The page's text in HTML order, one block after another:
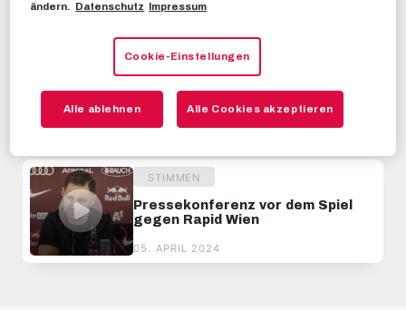
STIMMEN
Pressekonferenz vor dem Spiel
gegen Rapid Wien
STIMMEN
Pressekonferenz vor dem Spiel
gegen Rapid Wien
05. APRIL 2024
ändern.
Datenschutz Impressum
Cookie-Einstellungen
Alle ablehnen Alle Cookies akzeptieren